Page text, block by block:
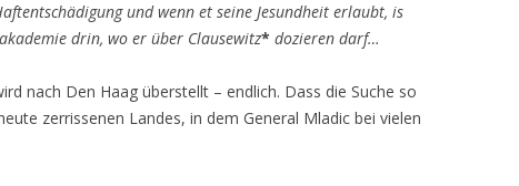
und wenn et seine Jesundheit erlaubt, is
drin, wo er über Clausewitz* dozieren darf…
nach Den Haag überstellt – endlich. Dass die Suche so
zerrissenen Landes, in dem General Mladic bei vielen